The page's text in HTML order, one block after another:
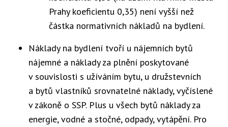
Prahy koeficientu 0,35) není vyšší než
částka normativních nákladů na bydlení.
Náklady na bydlení tvoří u nájemních bytů
nájemné a náklady za plnění poskytované
v souvislosti s užíváním bytu, u družstevních
a bytů vlastníků srovnatelné náklady, vyčíslené
v zákoně o SSP. Plus u všech bytů náklady za
energie, vodné a stočné, odpady, vytápění. Pro